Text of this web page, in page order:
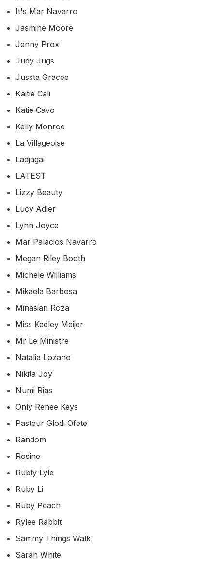
It's Mar Navarro
Jasmine Moore
Jenny Prox
Judy Jugs
Jussta Gracee
Kaitie Cali
Katie Cavo
Kelly Monroe
La Villageoise
Ladjagai
LATEST
Lizzy Beauty
Lucy Adler
Lynn Joyce
Mar Palacios Navarro
Megan Riley Booth
Michele Williams
Mikaela Barbosa
Minasian Roza
Miss Keeley Meijer
Mr Le Ministre
Natalia Lozano
Nikita Joy
Numi Rias
Only Renee Keys
Pasteur Glodi Ofete
Random
Rosine
Rubly Lyle
Ruby Li
Ruby Peach
Rylee Rabbit
Sammy Things Walk
Sarah White